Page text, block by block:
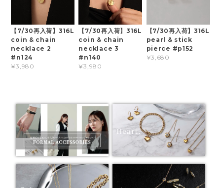
【7/30再入荷】316L
coin & chain
necklace 2
#n124
¥3,980
【7/30再入荷】316L
coin & chain
necklace 3
#n140
¥3,980
【7/30再入荷】316L
pearl & stick
pierce #p152
¥3,680